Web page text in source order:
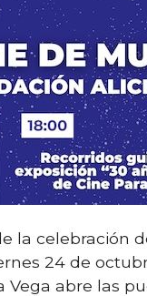
la celebración
24 de
Vega abre las